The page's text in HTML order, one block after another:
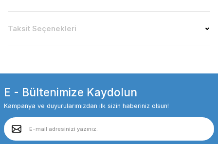
Taksit Seçenekleri
E - Bültenimize Kaydolun
Kampanya ve duyurularımızdan ilk sizin haberiniz olsun!